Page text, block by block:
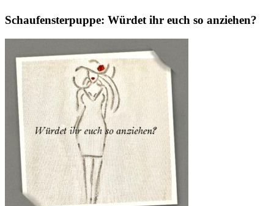
Schaufensterpuppe: Würdet ihr euch so anziehen?